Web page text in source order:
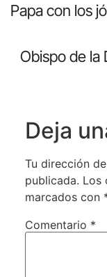
Papa con los
Obispo de la
Deja
Tu dirección
publicada. Los
marcados con
Comentario *